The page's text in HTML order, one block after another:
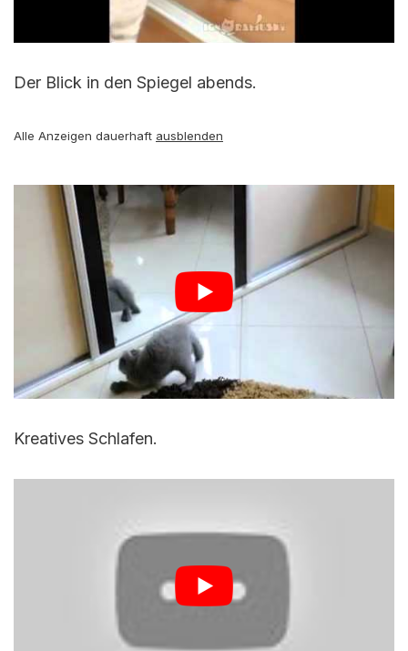
Der Blick in den Spiegel abends.
Alle Anzeigen dauerhaft ausblenden
Kreatives Schlafen.